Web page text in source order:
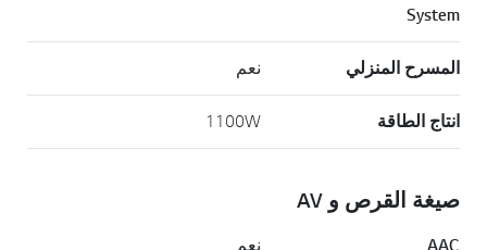
System
المسرح المنزلي نعم
انتاج الطاقة 1100W
صيغة القرص و AV
نعم